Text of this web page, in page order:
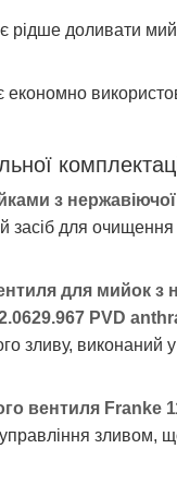
рідше доливати
економно
з
засіб для очищення
для мийок з
PVD
зливу, виконаний
вентиля Franke
зливом,